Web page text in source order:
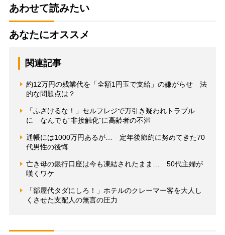
あわせて読みたい
あなたにオススメ
関連記事
約12万円の残業代を「全額1円玉で支給」の嫌がらせ 法
的な問題点は？
「ふざけるな！」セルフレジで万引き疑われトラブル
に なんでも“非接触化”に高齢者の不満
通帳には1000万円あるが… 定年後節約に努めてきた70
代男性の後悔
亡き母の銀行口座は今も凍結されたまま… 50代主婦が
嘆くワケ
「部屋代タダにしろ！」ホテルのクレーマー客を大人し
くさせた支配人の無言の圧力